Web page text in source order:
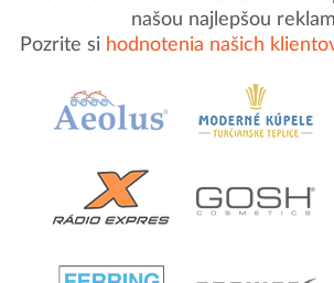
našou najlepšou
Pozrite si hodnotenia našich